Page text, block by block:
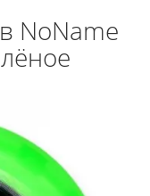
NoName